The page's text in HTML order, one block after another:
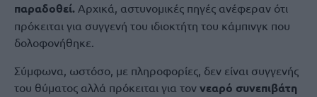
παραδοθεί. Αρχικά, αστυνομικές πηγές ανέφεραν ότι
πρόκειται για συγγενή του ιδιοκτήτη του κάμπινγκ που
δολοφονήθηκε.
Σύμφωνα, ωστόσο, με πληροφορίες, δεν είναι συγγενής
του θύματος αλλά πρόκειται για τον νεαρό συνεπιβάτη